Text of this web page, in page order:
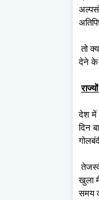
तो
देने के
देश में
दिन
खुला
समय